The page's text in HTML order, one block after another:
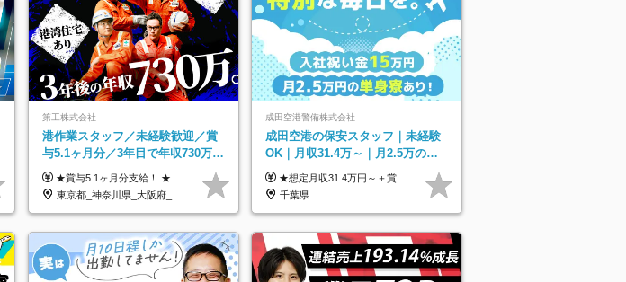
第工株式会社
港作業スタッフ／未経験歓迎／賞
与5.1ヶ月分／3年目で年収730万円
も可／食事手当あり／年休120日以
上
★賞与5.1ヶ月分支給！ ★入社3年目・30代で年収730万円の先輩も活躍中！ ★入社1年目・20代で月収29万円の実績あり 月給：22.5万円～30.5万円＋各種手当＋賞与年2回＋残業代全額支給 ※経験・能力などを考慮のうえ決定します ※上記月給には食事手当(5000円／月）を含みます ※残業代は分単位で100％支給いたします ※試用期間3ヶ月。その間の給与・待遇に差異はありません 【月収例】 ◆33.5万円／31歳 入社7か月 ◆38.5万円／32歳 入社1年目 ◆48.4万円／44歳 入社12年目 ※経験・能力などを考慮のうえ決定 ※月収・給与例には休日手当も含みます 【手当詳細】 ◆交通費規定支給（上限3万5000円／月） ◆時間外手当全額支給 ◆休日出勤手当 ◆港湾住宅あり（1R・2万円台～） ◆資格取得支援制度：全額負担 ◆地域手当：関東地区1万円／月
東京都_神奈川県_大阪府_愛知県_兵庫県
成田空港警備株式会社
成田空港の保安スタッフ｜未経験
OK｜月収31.4万～｜月2.5万の単
身寮｜住宅手当&家族手当｜入社
祝い金15万
★想定月収31.4万円～＋賞与年2回（59万円以上） ★入社お祝い金15万円支給 ★水道+光熱費無料の家賃がリーズナブルな社員寮(単身寮)あり！ ★住宅手当&家族手当あり 月給24万5000円以上(基本給21万1000円＋業務別手当35,000円)＋賞与年2回（賞与支給額：59万円以上を想定）＋残業代全額 ※みなし残業なし！残業代は全額支給します。 ※資格手当・深夜手当など、様々な手当をご用意しています。 ※入社お祝い金は１か月経過後、3ヶ月経過後、6ヶ月経過後に各5万円ずつ給与に加算して支給いたします。 ※指定の検定資格をお持ちの方には別途手当を支給します。入社後に取得した場合は給与に加算し支給します。 ・施設警備 1級7,000円 2級4,000円 ・交通誘導 1級7,000円 2級4,000円 ・雑踏警備 1級7,000円 2級4,000円 など
千葉県